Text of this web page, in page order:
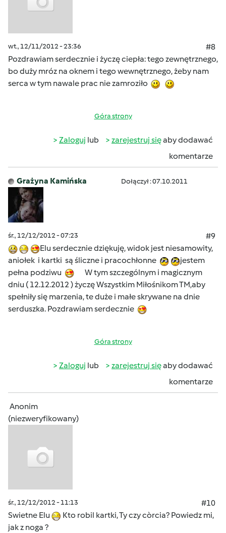
wt., 12/11/2012 - 23:36
#8
Pozdrawiam serdecznie i życzę ciepła: tego zewnętrznego,
bo duży mróz na oknem i tego wewnętrznego, żeby nam
serca w tym nawale prac nie zamroziło
Góra strony
Zaloguj lub zarejestruj sięaby dodawać
komentarze
Grażyna Kamińska Dołączył : 07.10.2011
śr., 12/12/2012 - 07:23
#9
Elu serdecznie dziękuję, widok jest niesamowity,
aniołek i kartki są śliczne i pracochłonne
jestem
pełna podziwu
W tym szczególnym i magicznym
dniu ( 12.12.2012 ) życzę Wszystkim Miłośnikom TM,aby
spełniły się marzenia, te duże i małe skrywane na dnie
serduszka. Pozdrawiam serdecznie
Góra strony
Zaloguj lub zarejestruj sięaby dodawać
komentarze
Anonim
(niezweryfikowany)
śr., 12/12/2012 - 11:13
#10
Swietne Elu
Kto robil kartki, Ty czy còrcia? Powiedz mi,
jak z noga ?